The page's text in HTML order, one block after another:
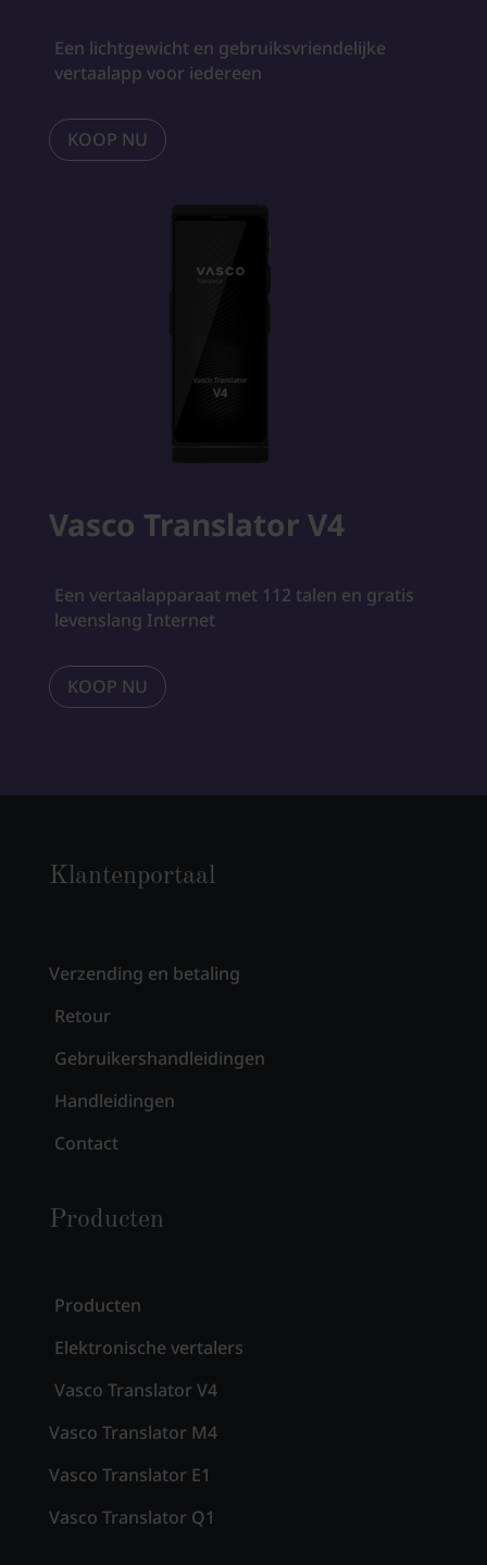
Een lichtgewicht en gebruiksvriendelijke
vertaalapp voor iedereen
KOOP NU
Vasco Translator V4
Een vertaalapparaat met 112 talen en gratis
levenslang Internet
KOOP NU
Klantenportaal
Verzending en betaling
Retour
Gebruikershandleidingen
Handleidingen
Contact
Producten
Producten
Elektronische vertalers
Vasco Translator V4
Vasco Translator M4
Vasco Translator E1
Vasco Translator Q1